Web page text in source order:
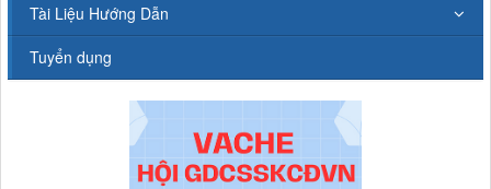
Tài Liệu Hướng Dẫn
Tuyển dụng